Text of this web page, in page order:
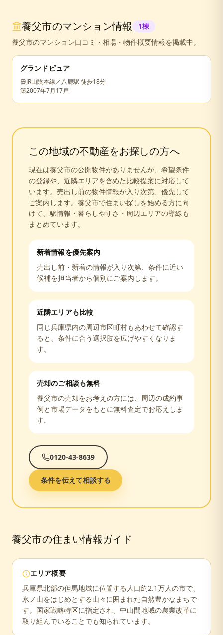
養父市のマンション情報 1棟
養父市のマンション口コミ・相場・物件概要情報を掲載中。
グランドピュア
JR山陰本線／八鹿駅 徒歩18分
築2007年7月17戸
この地域の不動産をお探しの方へ
現在は養父市の公開物件がありませんが、希望条件
の登録や、近隣エリアを含めた比較提案に対応して
います。売出し前の物件情報が入り次第、優先して
ご案内します。 養父市で住まい探しを始める方に向
けて、駅情報・暮らしやすさ・周辺エリアの導線も
まとめています。
新着情報を優先案内
売出し前・新着の情報が入り次第、条件に近い
候補を担当者から個別にご案内します。
近隣エリアも比較
同じ兵庫県内の周辺市区町村もあわせて確認す
ると、条件に合う選択肢を広げやすくなりま
す。
売却のご相談も無料
養父市の売却をお考えの方には、周辺の成約事
例と市場データをもとに無料査定でお応えしま
す。
0120-43-8639
条件を伝えて相談する
養父市の住まい情報ガイド
エリア概要
兵庫県北部の但馬地域に位置する人口約2.1万人の市で、
氷ノ山をはじめとする山々に囲まれた自然豊かなまちで
す。国家戦略特区に指定され、中山間地域の農業改革に
取り組んでいることでも知られています。